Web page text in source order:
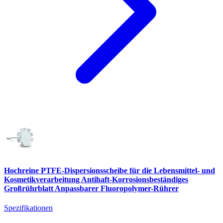
Hochreine PTFE-Dispersionsscheibe für die Lebensmittel- und
Kosmetikverarbeitung Antihaft-Korrosionsbeständiges
Großrührblatt Anpassbarer Fluoropolymer-Rührer
Spezifikationen